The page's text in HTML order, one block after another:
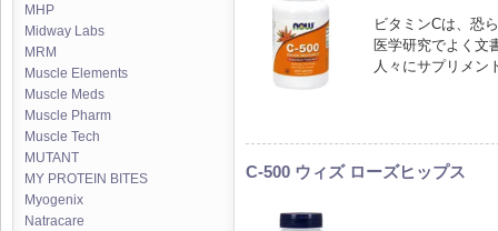
MHP
Midway Labs
MRM
Muscle Elements
Muscle Meds
Muscle Pharm
Muscle Tech
MUTANT
MY PROTEIN BITES
Myogenix
Natracare
ビタミンCは、恐
医学研究でよく文
人々にサプリメン
C-500 ウィズ ローズヒップス